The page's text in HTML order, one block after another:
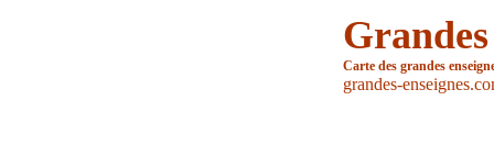
Carte des grandes
grandes-